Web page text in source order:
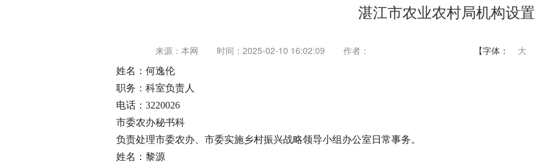
湛江市农业农村局机构设置
来源：本网 时间：2025-02-10 16:02:09 作者： 【字体： 大
姓名：何逸伦
职务：科室负责人
电话：3220026
市委农办秘书科
负责处理市委农办、市委实施乡村振兴战略领导小组办公室日常事务。
姓名：黎源